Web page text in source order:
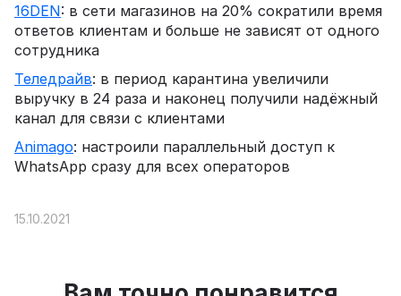
16DEN: в сети магазинов на 20% сократили время
ответов клиентам и больше не зависят от одного
сотрудника
Теледрайв: в период карантина увеличили
выручку в 24 раза и наконец получили надёжный
канал для связи с клиентами
Animago: настроили параллельный доступ к
WhatsApp сразу для всех операторов
15.10.2021